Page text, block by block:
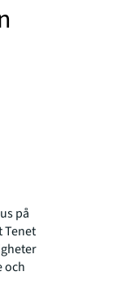
på
Tenet
och